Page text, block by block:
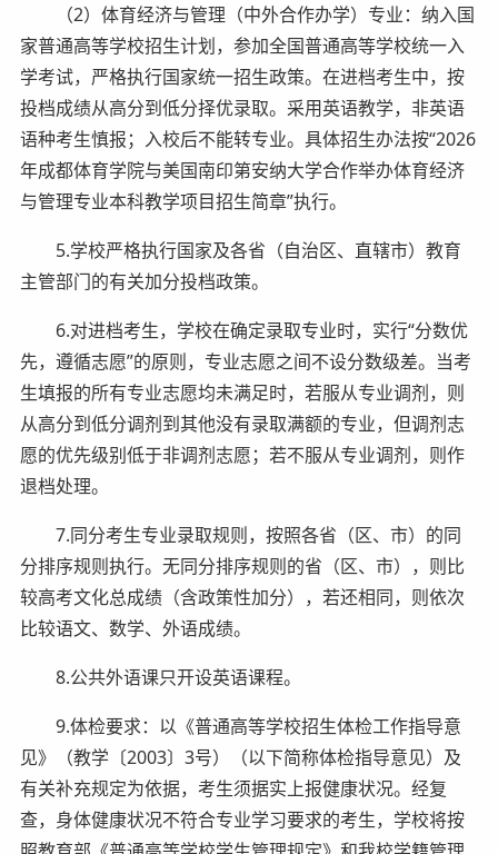
（2）体育经济与管理（中外合作办学）专业：纳入国
家普通高等学校招生计划，参加全国普通高等学校统一入
学考试，严格执行国家统一招生政策。在进档考生中，按
投档成绩从高分到低分择优录取。采用英语教学，非英语
语种考生慎报；入校后不能转专业。具体招生办法按“2026
年成都体育学院与美国南印第安纳大学合作举办体育经济
与管理专业本科教学项目招生简章”执行。
5.学校严格执行国家及各省（自治区、直辖市）教育
主管部门的有关加分投档政策。
6.对进档考生，学校在确定录取专业时，实行“分数优
先，遵循志愿”的原则，专业志愿之间不设分数级差。当考
生填报的所有专业志愿均未满足时，若服从专业调剂，则
从高分到低分调剂到其他没有录取满额的专业，但调剂志
愿的优先级别低于非调剂志愿；若不服从专业调剂，则作
退档处理。
7.同分考生专业录取规则，按照各省（区、市）的同
分排序规则执行。无同分排序规则的省（区、市），则比
较高考文化总成绩（含政策性加分），若还相同，则依次
比较语文、数学、外语成绩。
8.公共外语课只开设英语课程。
9.体检要求：以《普通高等学校招生体检工作指导意
见》（教学〔2003〕3号）（以下简称体检指导意见）及
有关补充规定为依据，考生须据实上报健康状况。经复
查，身体健康状况不符合专业学习要求的考生，学校将按